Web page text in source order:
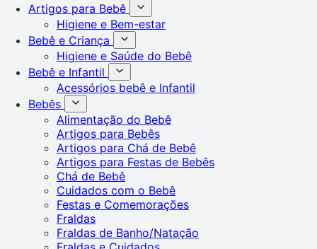
Artigos para Bebê
Higiene e Bem-estar
Bebê e Criança
Higiene e Saúde do Bebê
Bebê e Infantil
Acessórios bebê e Infantil
Bebês
Alimentação do Bebê
Artigos para Bebês
Artigos para Chá de Bebê
Artigos para Festas de Bebês
Chá de Bebê
Cuidados com o Bebê
Festas e Comemorações
Fraldas
Fraldas de Banho/Natação